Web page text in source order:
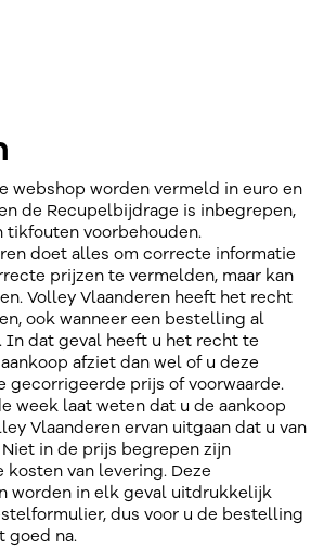
webshop worden vermeld in euro en
de Recupelbijdrage is inbegrepen,
tikfouten voorbehouden.
doet alles om correcte informatie
prijzen te vermelden, maar kan
Volley Vlaanderen heeft het recht
ook wanneer een bestelling al
In dat geval heeft u het recht te
afziet dan wel of u deze
gecorrigeerde prijs of voorwaarde.
week laat weten dat u de aankoop
Vlaanderen ervan uitgaan dat u van
in de prijs begrepen zijn
van levering. Deze
worden in elk geval uitdrukkelijk
dus voor u de bestelling
goed na.